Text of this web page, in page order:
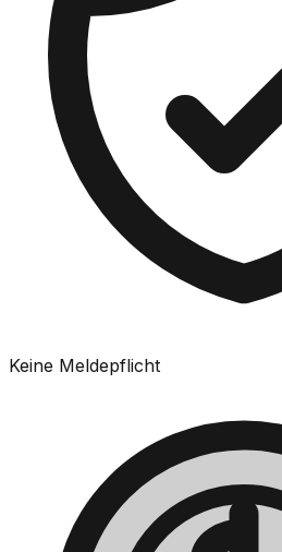
Keine Meldepflicht